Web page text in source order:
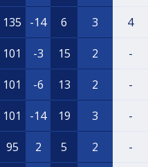
135 -14 6 3 4
101 -3 15 2 -
101 -6 13 2 -
101 -14 19 3 -
95 2 5 2 -